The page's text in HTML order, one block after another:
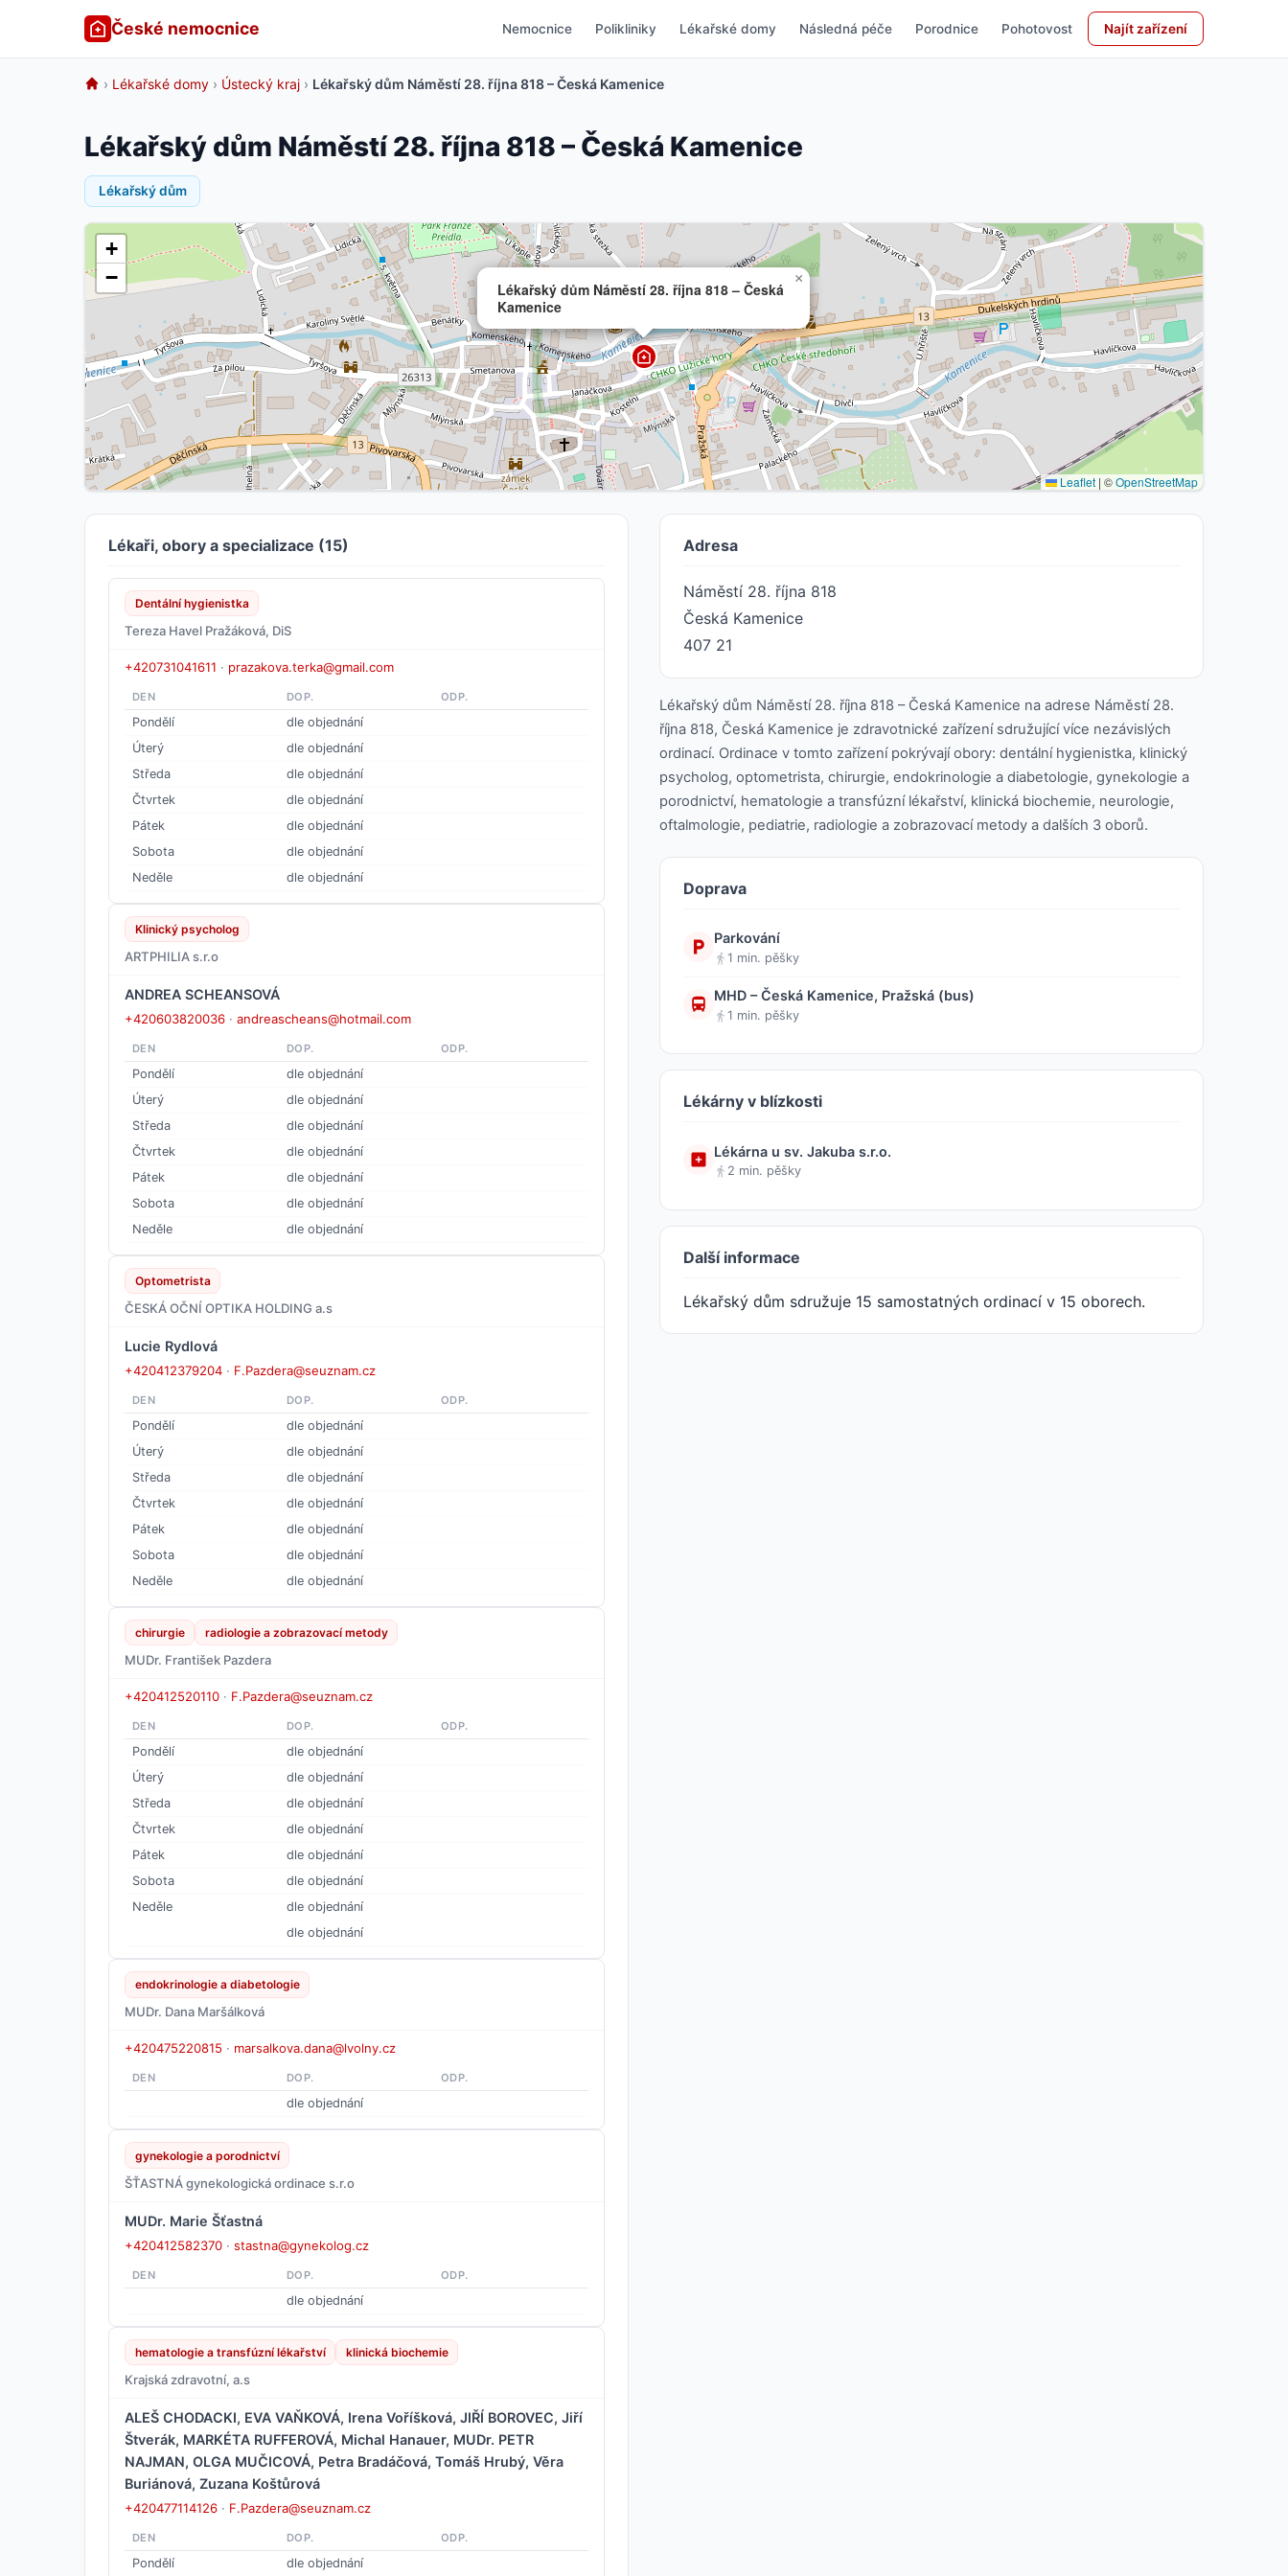
České nemocnice Nemocnice Polikliniky Lékařské domy Následná péče Porodnice Pohotovost Najít zařízení
› Lékařské domy › Ústecký kraj › Lékařský dům Náměstí 28. října 818 – Česká Kamenice
Lékařský dům Náměstí 28. října 818 – Česká Kamenice
Lékařský dům
Lékařský dům Náměstí 28. října 818 – Česká
Kamenice
×
+
−
Leaflet | ©OpenStreetMap
Lékaři, obory a specializace (15)
Dentální hygienistka
Tereza Havel Pražáková, DiS
+420731041611 · prazakova.terka@gmail.com
DEN DOP. ODP.
Pondělí
dle objednání
Úterý
dle objednání
Středa
dle objednání
Čtvrtek
dle objednání
Pátek
dle objednání
Sobota
dle objednání
Neděle
dle objednání
Klinický psycholog
ARTPHILIA s.r.o
ANDREA SCHEANSOVÁ
+420603820036 · andreascheans@hotmail.com
DEN DOP. ODP.
Pondělí
dle objednání
Úterý
dle objednání
Středa
dle objednání
Čtvrtek
dle objednání
Pátek
dle objednání
Sobota
dle objednání
Neděle
dle objednání
Optometrista
ČESKÁ OČNÍ OPTIKA HOLDING a.s
Lucie Rydlová
+420412379204 · F.Pazdera@seuznam.cz
DEN DOP. ODP.
Pondělí
dle objednání
Úterý
dle objednání
Středa
dle objednání
Čtvrtek
dle objednání
Pátek
dle objednání
Sobota
dle objednání
Neděle
dle objednání
chirurgie radiologie a zobrazovací metody
MUDr. František Pazdera
+420412520110 · F.Pazdera@seuznam.cz
DEN DOP. ODP.
Pondělí
dle objednání
Úterý
dle objednání
Středa
dle objednání
Čtvrtek
dle objednání
Pátek
dle objednání
Sobota
dle objednání
Neděle
dle objednání
dle objednání
endokrinologie a diabetologie
MUDr. Dana Maršálková
+420475220815 · marsalkova.dana@lvolny.cz
DEN DOP. ODP.
dle objednání
gynekologie a porodnictví
ŠŤASTNÁ gynekologická ordinace s.r.o
MUDr. Marie Šťastná
+420412582370 · stastna@gynekolog.cz
DEN DOP. ODP.
dle objednání
hematologie a transfúzní lékařství klinická biochemie
Krajská zdravotní, a.s
ALEŠ CHODACKI, EVA VAŇKOVÁ, Irena Voříšková, JIŘÍ BOROVEC, Jiří
Štverák, MARKÉTA RUFFEROVÁ, Michal Hanauer, MUDr. PETR
NAJMAN, OLGA MUČICOVÁ, Petra Bradáčová, Tomáš Hrubý, Věra
Buriánová, Zuzana Koštůrová
+420477114126 · F.Pazdera@seuznam.cz
DEN DOP. ODP.
Pondělí dle objednání
Adresa
Náměstí 28. října 818
Česká Kamenice
407 21
Lékařský dům Náměstí 28. října 818 – Česká Kamenice na adrese Náměstí 28.
října 818, Česká Kamenice je zdravotnické zařízení sdružující více nezávislých
ordinací. Ordinace v tomto zařízení pokrývají obory: dentální hygienistka, klinický
psycholog, optometrista, chirurgie, endokrinologie a diabetologie, gynekologie a
porodnictví, hematologie a transfúzní lékařství, klinická biochemie, neurologie,
oftalmologie, pediatrie, radiologie a zobrazovací metody a dalších 3 oborů.
Doprava
Parkování
1 min. pěšky
MHD – Česká Kamenice, Pražská (bus)
1 min. pěšky
Lékárny v blízkosti
Lékárna u sv. Jakuba s.r.o.
2 min. pěšky
Další informace
Lékařský dům sdružuje 15 samostatných ordinací v 15 oborech.